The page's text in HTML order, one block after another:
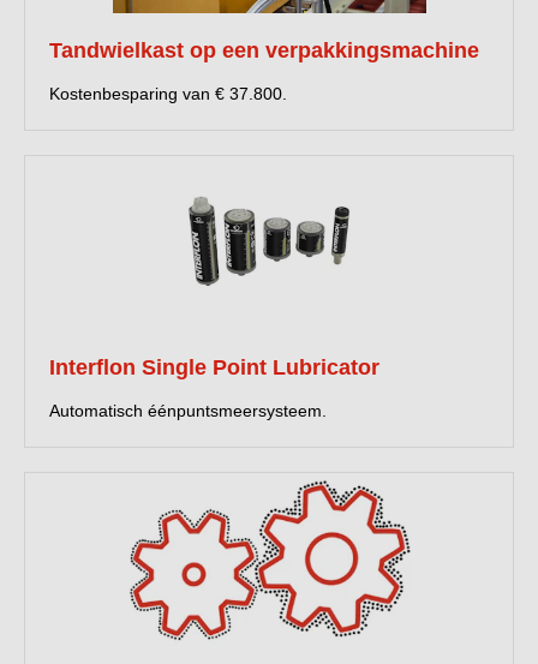
Tandwielkast op een verpakkingsmachine
Kostenbesparing van € 37.800.
Interflon Single Point Lubricator
Automatisch éénpuntsmeersysteem.